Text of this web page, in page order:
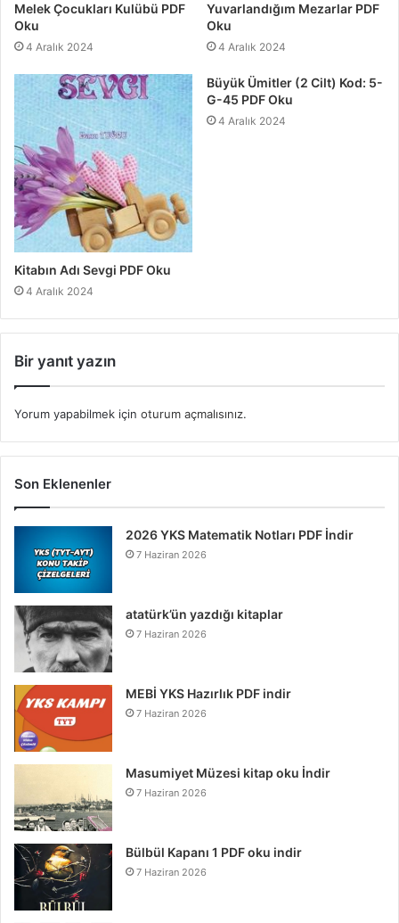
Melek Çocukları Kulübü PDF
Oku
4 Aralık 2024
Yuvarlandığım Mezarlar PDF
Oku
4 Aralık 2024
Kitabın Adı Sevgi PDF Oku
4 Aralık 2024
Büyük Ümitler (2 Cilt) Kod: 5-
G-45 PDF Oku
4 Aralık 2024
Bir yanıt yazın
Yorum yapabilmek için oturum açmalısınız.
Son Eklenenler
2026 YKS Matematik Notları PDF İndir
7 Haziran 2026
atatürk’ün yazdığı kitaplar
7 Haziran 2026
MEBİ YKS Hazırlık PDF indir
7 Haziran 2026
Masumiyet Müzesi kitap oku İndir
7 Haziran 2026
Bülbül Kapanı 1 PDF oku indir
7 Haziran 2026